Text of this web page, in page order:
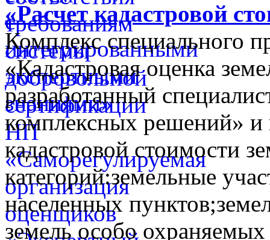
«Расчет кадастровой
Комплекс специального
«Кадастровая оценка
разработанный
комплексных решений» и
кадастровой стоимости
категорий:земельные
населенных
земель особо